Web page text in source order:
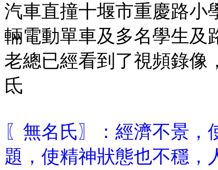
汽車直撞十堰市重慶路小
輛電動單車及多名學生及
老總已經看到了視頻錄像
氐
〖無名氏〗：經濟不景
題，使精神狀態也不穩，